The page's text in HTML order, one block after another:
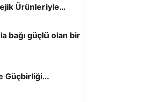
Ürünleriyle
bağı güçlü olan bir
Güçbirliği…